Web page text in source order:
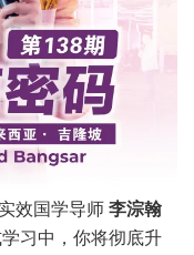
效国学导师 李淙翰
习中，你将彻底升